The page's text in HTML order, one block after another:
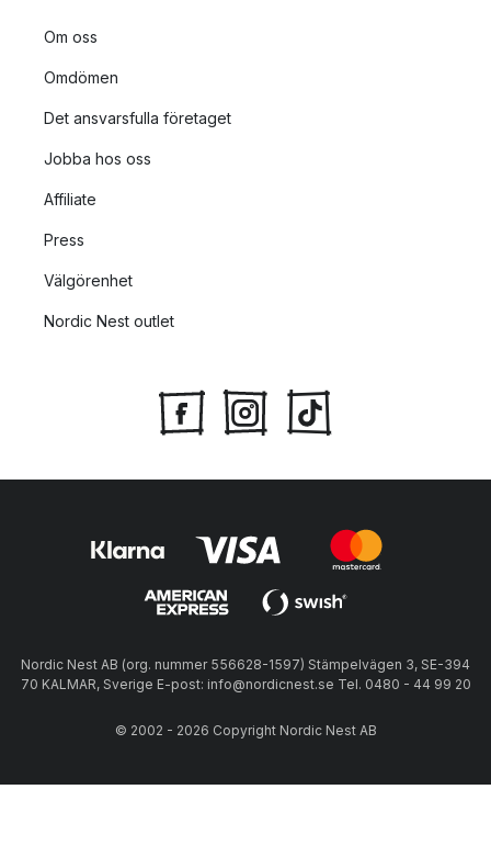
Om oss
Omdömen
Det ansvarsfulla företaget
Jobba hos oss
Affiliate
Press
Välgörenhet
Nordic Nest outlet
Nordic Nest AB (org. nummer 556628-1597) Stämpelvägen 3, SE-394
70 KALMAR, Sverige E-post: info@nordicnest.se Tel. 0480 - 44 99 20
© 2002 - 2026 Copyright Nordic Nest AB